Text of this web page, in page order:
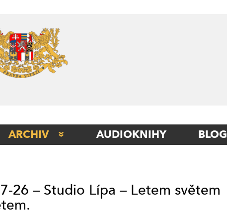
ARCHIV
STUDIO ITÁLIE
AUDIOKNIHY BLOG
26 – Studio Lípa – Letem světem